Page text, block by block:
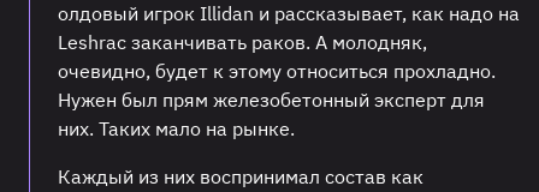
олдовый игрок Illidan и рассказывает, как надо на
Leshrac заканчивать раков. А молодняк,
очевидно, будет к этому относиться прохладно.
Нужен был прям железобетонный эксперт для
них. Таких мало на рынке.
Каждый из них воспринимал состав как